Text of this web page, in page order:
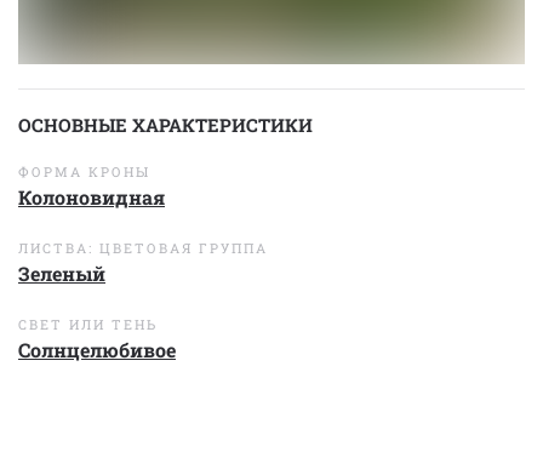
ОСНОВНЫЕ ХАРАКТЕРИСТИКИ
ФОРМА КРОНЫ
Колоновидная
ЛИСТВА: ЦВЕТОВАЯ ГРУППА
Зеленый
СВЕТ ИЛИ ТЕНЬ
Солнцелюбивое